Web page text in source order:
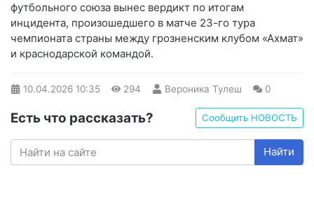
футбольного союза вынес вердикт по итогам
инцидента, произошедшего в матче 23-го тура
чемпионата страны между грозненским клубом «Ахмат»
и краснодарской командой.
10.04.2026 10:35 294 Вероника Тулеш 0
Есть что рассказать? Сообщить НОВОСТЬ
Найти